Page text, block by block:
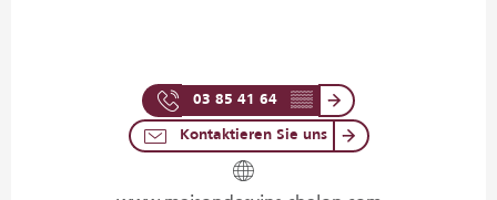
03 85 41 64 ▒▒
Kontaktieren Sie uns